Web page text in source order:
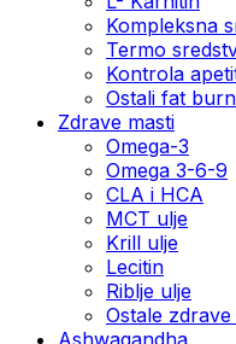
Kompleksna
Termo
Kontrola
Ostali fat
Zdrave masti
Omega-3
Omega 3-6-9
CLA i HCA
MCT ulje
Krill ulje
Lecitin
Riblje ulje
Ostale zdrave
Ashwagandha